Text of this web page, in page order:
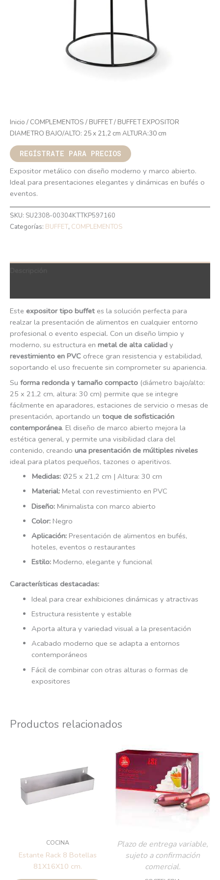
Inicio / COMPLEMENTOS / BUFFET/ BUFFET EXPOSITOR
DIAMETRO BAJO/ALTO: 25 x 21,2 cm ALTURA:30 cm
REGÍSTRATE PARA PRECIOS
Expositor metálico con diseño moderno y marco abierto.
Ideal para presentaciones elegantes y dinámicas en bufés o
eventos.
SKU: SU2308-00304KTTKP597160
Categorías: BUFFET, COMPLEMENTOS
Este expositor tipo buffet es la solución perfecta para
realzar la presentación de alimentos en cualquier entorno
profesional o evento especial. Con un diseño limpio y
moderno, su estructura en metal de alta calidad y
revestimiento en PVC ofrece gran resistencia y estabilidad,
soportando el uso frecuente sin comprometer su apariencia.
Su forma redonda y tamaño compacto (diámetro bajo/alto:
25 x 21,2 cm, altura: 30 cm) permite que se integre
fácilmente en aparadores, estaciones de servicio o mesas de
presentación, aportando un toque de sofisticación
contemporánea. El diseño de marco abierto mejora la
estética general, y permite una visibilidad clara del
contenido, creando una presentación de múltiples niveles
ideal para platos pequeños, tazones o aperitivos.
Medidas:Ø25 x 21,2 cm | Altura: 30 cm
Material:Metal con revestimiento en PVC
Diseño:Minimalista con marco abierto
Color:Negro
Aplicación:Presentación de alimentos en bufés,
hoteles, eventos o restaurantes
Estilo:Moderno, elegante y funcional
Características destacadas:
Ideal para crear exhibiciones dinámicas y atractivas
Estructura resistente y estable
Aporta altura y variedad visual a la presentación
Acabado moderno que se adapta a entornos
contemporáneos
Fácil de combinar con otras alturas o formas de
expositores
Productos relacionados
COCINA
Estante Rack 8 Botellas
81X16X10 cm.
Plazo de entrega variable,
sujeto a confirmación
comercial.